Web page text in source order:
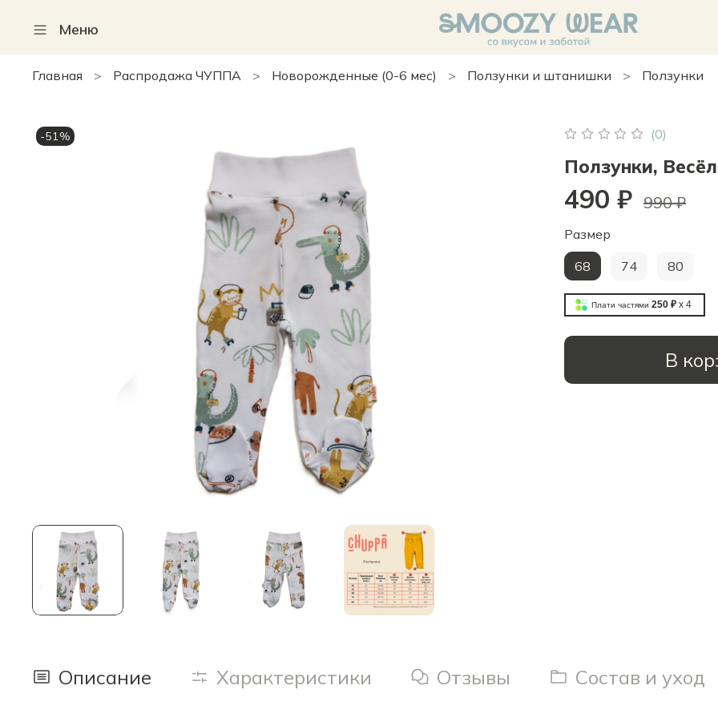
Меню
Главная Распродажа ЧУППА Новорожденные (0-6 мес) Ползунки и штанишки Ползунки
-51% (0)
Ползунки,
490 ₽ 990 ₽
Плати частями 250 ₽ x 4
В
Размер
68 74 80
Описание Характеристики Отзывы Состав и уход